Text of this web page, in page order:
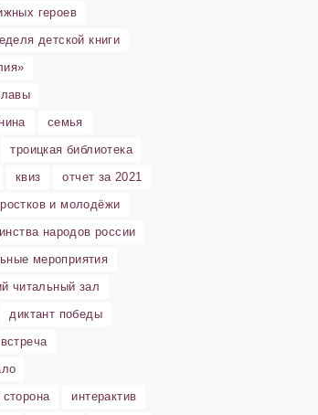
героев
детской книги
семья
троицкая библиотека
квиз
отчет за 2021
и молодёжи
народов россии
мероприятия
читальный зал
диктант победы
встреча
сторона
интерактив